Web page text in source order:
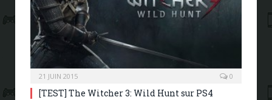
21 JUIN 2015 0
[TEST] The Witcher 3: Wild Hunt sur PS4